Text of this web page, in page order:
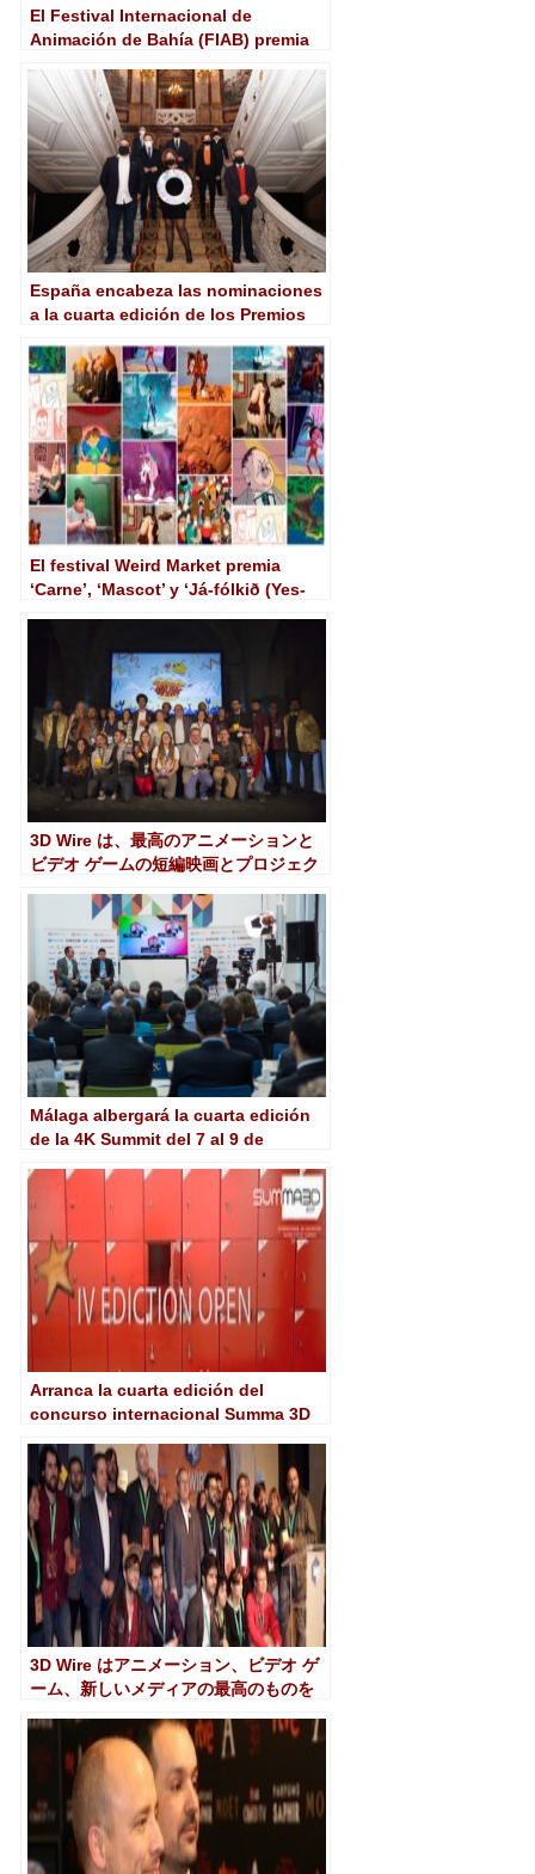
El Festival Internacional de
Animación de Bahía (FIAB) premia
Corp.’ y ‘Carne’
España encabeza las nominaciones
a la cuarta edición de los Premios
Iberoamericana
El festival Weird Market premia
‘Carne’, ‘Mascot’ y ‘Já-fólkið (Yes-
3D Wire は、最高のアニメーションと
ビデオ ゲームの短編映画とプロジェク
Málaga albergará la cuarta edición
de la 4K Summit del 7 al 9 de
Arranca la cuarta edición del
concurso internacional Summa 3D
3D Wire はアニメーション、ビデオ ゲ
ーム、新しいメディアの最高のものを